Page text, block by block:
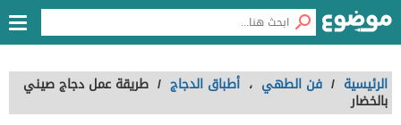
الرئيسية / فن الطهي ، أطباق الدجاج / طريقة عمل دجاج صيني
بالخضار